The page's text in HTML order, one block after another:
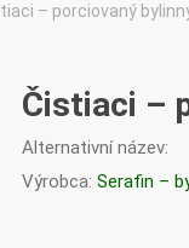
– porciovaný
Čistiaci –
Alternativní název:
Výrobca: Serafin –